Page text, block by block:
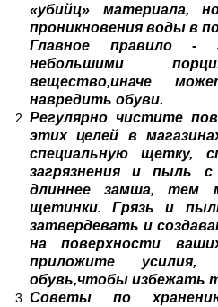
«убийц» материала,
проникновения воды в
Главное правило -
небольшими
вещество,иначе
навредить обуви.
Регулярно чистите
этих целей в
специальную щетку,
загрязнения и пыль
длиннее замша, тем
щетинки. Грязь и
затвердевать и
на поверхности
приложите
обувь,чтобы избежать
Советы по